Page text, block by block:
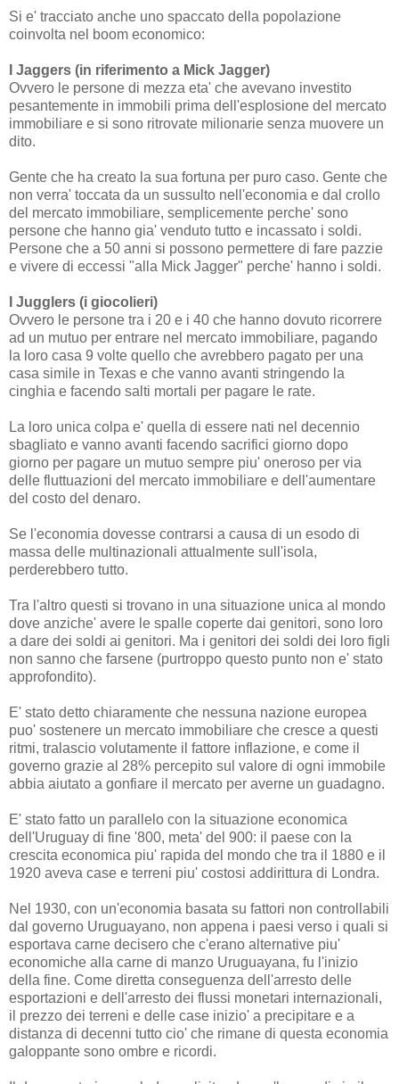
Si e' tracciato anche uno spaccato della popolazione
coinvolta nel boom economico:
I Jaggers (in riferimento a Mick Jagger)
Ovvero le persone di mezza eta' che avevano investito
pesantemente in immobili prima dell'esplosione del mercato
immobiliare e si sono ritrovate milionarie senza muovere un
dito.
Gente che ha creato la sua fortuna per puro caso. Gente che
non verra' toccata da un sussulto nell'economia e dal crollo
del mercato immobiliare, semplicemente perche' sono
persone che hanno gia' venduto tutto e incassato i soldi.
Persone che a 50 anni si possono permettere di fare pazzie
e vivere di eccessi "alla Mick Jagger" perche' hanno i soldi.
I Jugglers (i giocolieri)
Ovvero le persone tra i 20 e i 40 che hanno dovuto ricorrere
ad un mutuo per entrare nel mercato immobiliare, pagando
la loro casa 9 volte quello che avrebbero pagato per una
casa simile in Texas e che vanno avanti stringendo la
cinghia e facendo salti mortali per pagare le rate.
La loro unica colpa e' quella di essere nati nel decennio
sbagliato e vanno avanti facendo sacrifici giorno dopo
giorno per pagare un mutuo sempre piu' oneroso per via
delle fluttuazioni del mercato immobiliare e dell'aumentare
del costo del denaro.
Se l'economia dovesse contrarsi a causa di un esodo di
massa delle multinazionali attualmente sull'isola,
perderebbero tutto.
Tra l'altro questi si trovano in una situazione unica al mondo
dove anziche' avere le spalle coperte dai genitori, sono loro
a dare dei soldi ai genitori. Ma i genitori dei soldi dei loro figli
non sanno che farsene (purtroppo questo punto non e' stato
approfondito).
E' stato detto chiaramente che nessuna nazione europea
puo' sostenere un mercato immobiliare che cresce a questi
ritmi, tralascio volutamente il fattore inflazione, e come il
governo grazie al 28% percepito sul valore di ogni immobile
abbia aiutato a gonfiare il mercato per averne un guadagno.
E' stato fatto un parallelo con la situazione economica
dell'Uruguay di fine '800, meta' del 900: il paese con la
crescita economica piu' rapida del mondo che tra il 1880 e il
1920 aveva case e terreni piu' costosi addirittura di Londra.
Nel 1930, con un'economia basata su fattori non controllabili
dal governo Uruguayano, non appena i paesi verso i quali si
esportava carne decisero che c'erano alternative piu'
economiche alla carne di manzo Uruguayana, fu l'inizio
della fine. Come diretta conseguenza dell'arresto delle
esportazioni e dell'arresto dei flussi monetari internazionali,
il prezzo dei terreni e delle case inizio' a precipitare e a
distanza di decenni tutto cio' che rimane di questa economia
galoppante sono ombre e ricordi.